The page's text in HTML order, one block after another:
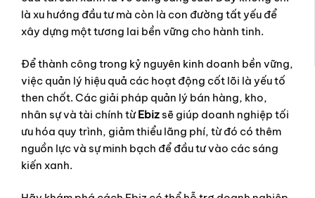
là xu hướng đầu tư mà còn là con đường tất yếu để
xây dựng một tương lai bền vững cho hành tinh.
Để thành công trong kỷ nguyên kinh doanh bền vững,
việc quản lý hiệu quả các hoạt động cốt lõi là yếu tố
then chốt. Các giải pháp quản lý bán hàng, kho,
nhân sự và tài chính từEbizsẽ giúp doanh nghiệp tối
ưu hóa quy trình, giảm thiểu lãng phí, từ đó có thêm
nguồn lực và sự minh bạch để đầu tư vào các sáng
kiến xanh.